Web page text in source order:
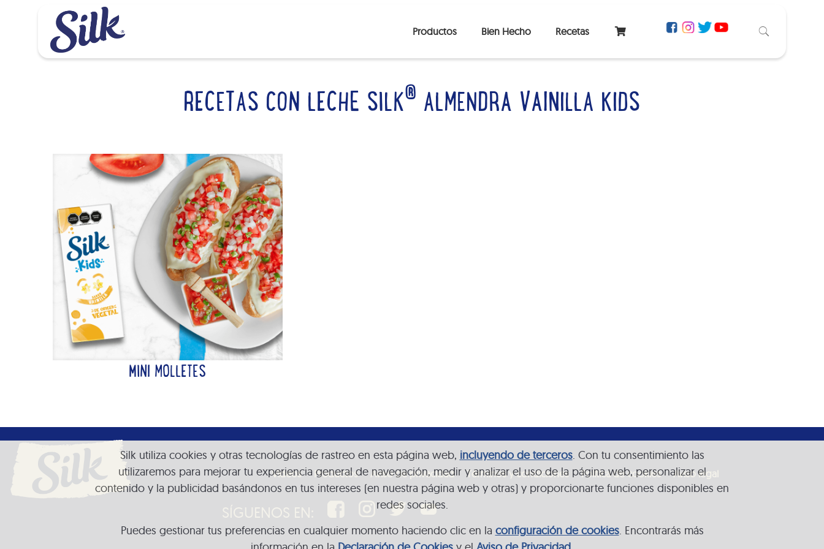
Productos Bien Hecho Recetas
RECETAS CON LECHE SILK® ALMENDRA VAINILLA KIDS
MINI MOLLETES
Videos Productos Aviso de privacidad Términos y condiciones Política de cookies Aviso legal
SÍGUENOS EN:
Silk utiliza cookies y otras tecnologías de rastreo en esta página web, incluyendo de terceros. Con tu consentimiento las
utilizaremos para mejorar tu experiencia general de navegación, medir y analizar el uso de la página web, personalizar el
contenido y la publicidad basándonos en tus intereses (en nuestra página web y otras) y proporcionarte funciones disponibles en
redes sociales.
Puedes gestionar tus preferencias en cualquier momento haciendo clic en la configuración de cookies. Encontrarás más